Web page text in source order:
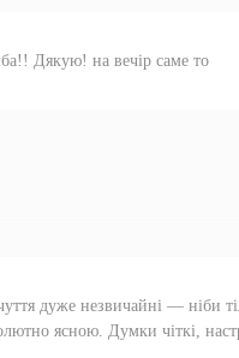
Дякую! на вечір саме то
дуже незвичайні — ніби
ясною. Думки чіткі,